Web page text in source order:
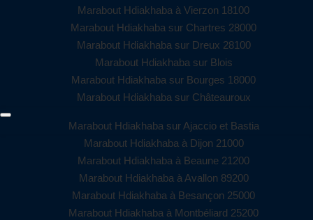
Marabout Hdiakhaba à Vierzon 18100
Marabout Hdiakhaba sur Chartres 28000
Marabout Hdiakhaba sur Dreux 28100
Marabout Hdiakhaba sur Blois
Marabout Hdiakhaba sur Bourges 18000
Marabout Hdiakhaba sur Châteauroux
Marabout Hdiakhaba sur Ajaccio et Bastia
Marabout Hdiakhaba à Dijon 21000
Marabout Hdiakhaba à Beaune 21200
Marabout Hdiakhaba à Avallon 89200
Marabout Hdiakhaba à Besançon 25000
Marabout Hdiakhaba à Montbéliard 25200